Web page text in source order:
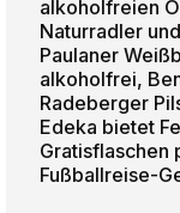
alkoholfreien
Naturradler
Paulaner
alkoholfrei,
Radeberger
Edeka bietet
Gratisflaschen
Fußballreise-